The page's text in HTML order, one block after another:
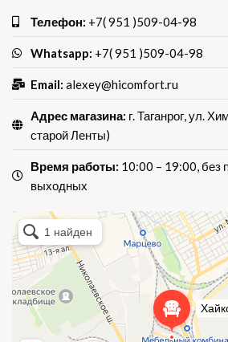
Телефон: +7( 951 )509-04-98
Whatsapp: +7( 951 )509-04-98
Email: alexey@hicomfort.ru
Адрес магазина: г. Таганрог, ул.
старой Ленты)
Время работы: 10:00 – 19:00, без
выходных
Хай Комфорт
Магазин мебели в Таганроге
Мебель для кухни в Таганроге